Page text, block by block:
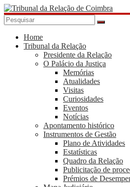
Skip
to
content
Tribunal
Relação
Home
Tribunal da Relação
Presidente da Relação
O Palácio da Justiça
Memórias
Atualidades
Visitas
Curiosidades
Eventos
Notícias
Apontamento histórico
Instrumentos de Gestão
Plano de Atividades
Estatísticas
Quadro da Relação
Publicitação de
Prémios de